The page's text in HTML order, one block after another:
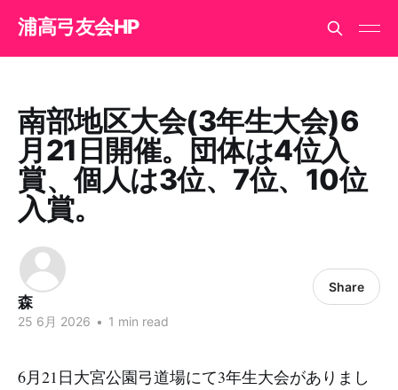
浦高弓友会HP
南部地区大会(3年生大会)6
月21日開催。団体は4位入
賞、個人は3位、7位、10位
入賞。
森
25 6月 2026 • 1 min read
Share
6月21日大宮公園弓道場にて3年生大会がありまし